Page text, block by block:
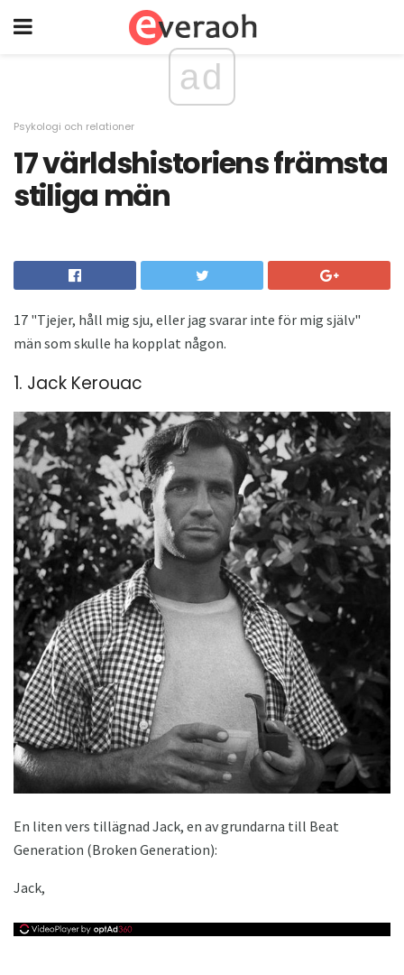
ad
Psykologi och relationer
17 världshistoriens främsta
stiliga män
17 "Tjejer, håll mig sju, eller jag svarar inte för mig själv"
män som skulle ha kopplat någon.
1. Jack Kerouac
En liten vers tillägnad Jack, en av grundarna till Beat
Generation (Broken Generation):
Jack,